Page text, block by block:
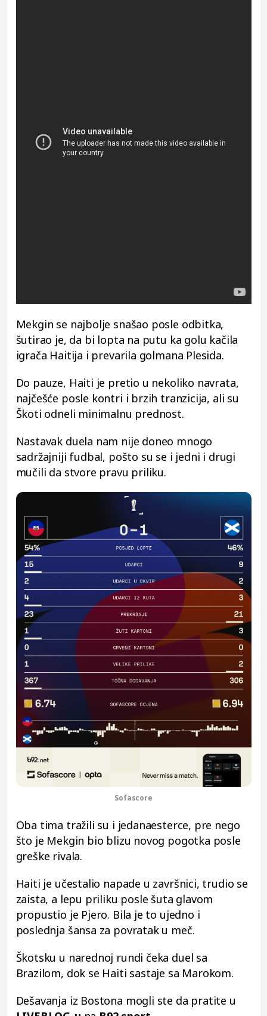
Mekgin se najbolje snašao posle odbitka,
šutirao je, da bi lopta na putu ka golu kačila
igrača Haitija i prevarila golmana Plesida.
Do pauze, Haiti je pretio u nekoliko navrata,
najčešće posle kontri i brzih tranzicija, ali su
Škoti odneli minimalnu prednost.
Nastavak duela nam nije doneo mnogo
sadržajniji fudbal, pošto su se i jedni i drugi
mučili da stvore pravu priliku.
Sofascore
Oba tima tražili su i jedanaesterce, pre nego
što je Mekgin bio blizu novog pogotka posle
greške rivala.
Haiti je učestalio napade u završnici, trudio se
zaista, a lepu priliku posle šuta glavom
propustio je Pjero. Bila je to ujedno i
poslednja šansa za povratak u meč.
Škotsku u narednoj rundi čeka duel sa
Brazilom, dok se Haiti sastaje sa Marokom.
Dešavanja iz Bostona mogli ste da pratite u